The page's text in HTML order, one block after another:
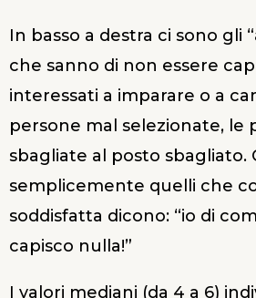
In basso a destra ci sono gli “
che sanno di non essere
interessati a imparare o a
persone mal selezionate, le
sbagliate al posto sbagliato.
semplicemente quelli che
soddisfatta dicono: “io di
capisco nulla!”
I valori mediani (da 4 a 6)